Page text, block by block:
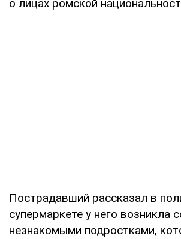
о лицах ромской
Пострадавший рассказал в
супермаркете у него возникла
незнакомыми подростками,